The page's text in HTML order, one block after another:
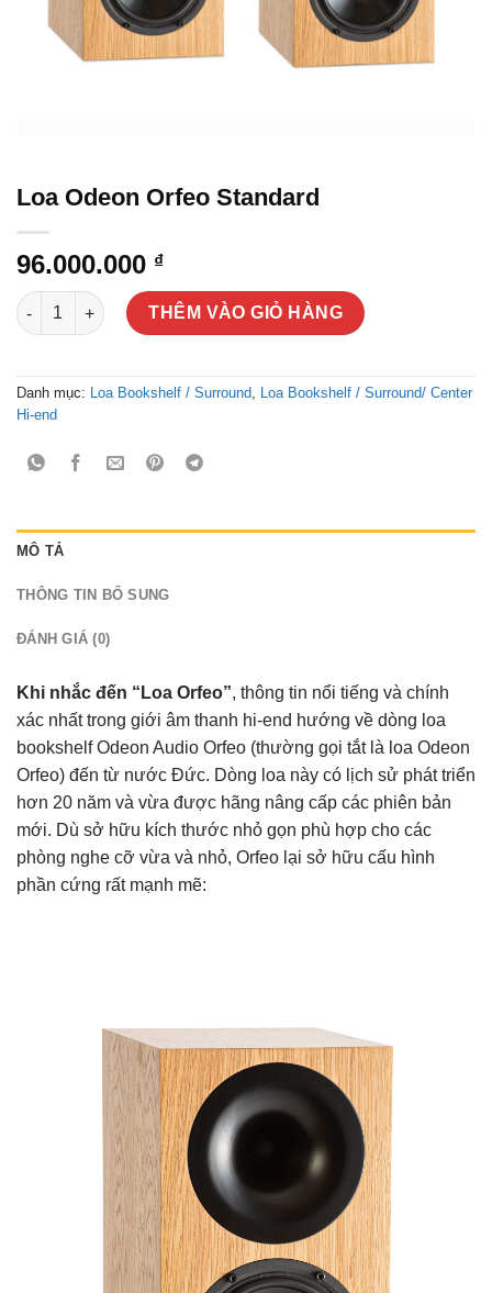
Loa Odeon Orfeo Standard
96.000.000 ₫
Loa Odeon Orfeo Standard số lượng
THÊM VÀO GIỎ HÀNG
Danh mục: Loa Bookshelf / Surround
Loa Bookshelf / Surround/ Center
Hi-end
MÔ TẢ
THÔNG TIN BỔ SUNG
ĐÁNH GIÁ (0)
Khi nhắc đến “Loa Orfeo”, thông tin nổi tiếng và chính
xác nhất trong giới âm thanh hi-end hướng về dòng loa
bookshelf Odeon Audio Orfeo (thường gọi tắt là loa Odeon
Orfeo) đến từ nước Đức. Dòng loa này có lịch sử phát triển
hơn 20 năm và vừa được hãng nâng cấp các phiên bản
mới. Dù sở hữu kích thước nhỏ gọn phù hợp cho các
phòng nghe cỡ vừa và nhỏ, Orfeo lại sở hữu cấu hình
phần cứng rất mạnh mẽ: